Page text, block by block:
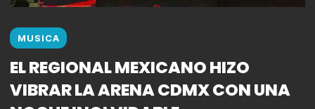
MUSICA
EL REGIONAL MEXICANO HIZO
VIBRAR LA ARENA CDMX CON UNA